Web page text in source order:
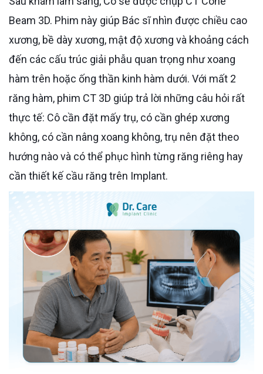
Beam 3D. Phim này giúp Bác sĩ nhìn được chiều cao
xương, bề dày xương, mật độ xương và khoảng cách
đến các cấu trúc giải phẫu quan trọng như xoang
hàm trên hoặc ống thần kinh hàm dưới. Với mất 2
răng hàm, phim CT 3D giúp trả lời những câu hỏi rất
thực tế: Cô cần đặt mấy trụ, có cần ghép xương
không, có cần nâng xoang không, trụ nên đặt theo
hướng nào và có thể phục hình từng răng riêng hay
cần thiết kế cầu răng trên Implant.